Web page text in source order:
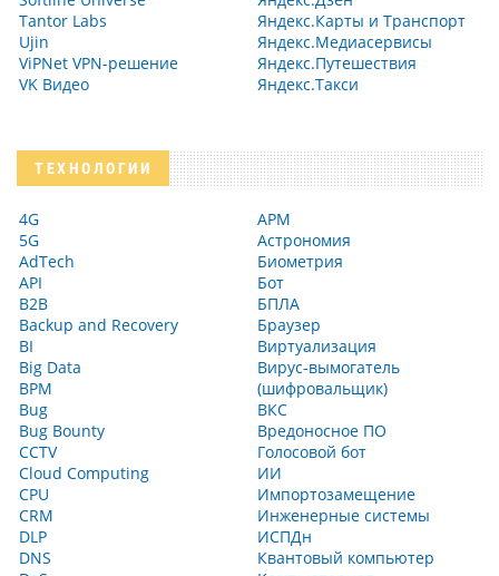
Tantor Labs
Ujin
ViPNet VPN-решение
VK Видео
Яндекс.Карты и Транспорт
Яндекс.Медиасервисы
Яндекс.Путешествия
Яндекс.Такси
ТЕХНОЛОГИИ
4G
5G
AdTech
API
B2B
Backup and Recovery
BI
Big Data
BPM
Bug
Bug Bounty
CCTV
Cloud Computing
CPU
CRM
DLP
DNS
АРМ
Астрономия
Биометрия
Бот
БПЛА
Браузер
Виртуализация
Вирус-вымогатель
(шифровальщик)
ВКС
Вредоносное ПО
Голосовой бот
ИИ
Импортозамещение
Инженерные системы
ИСПДн
Квантовый компьютер